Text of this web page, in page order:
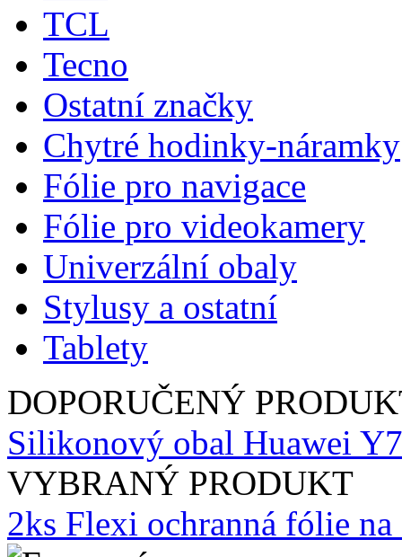
TCL
Tecno
Ostatní značky
Chytré hodinky-náramky
Fólie pro navigace
Fólie pro videokamery
Univerzální obaly
Stylusy a ostatní
Tablety
DOPORUČENÝ
Silikonový obal Huawei
VYBRANÝ PRODUKT
2ks Flexi ochranná fólie